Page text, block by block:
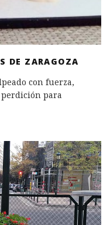
DE ZARAGOZA
con fuerza,
perdición para